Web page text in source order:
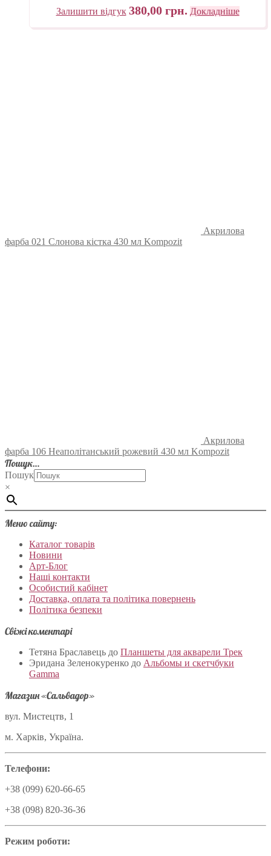
Залишити відгук 380,00 грн. Докладніше
Акрилова
фарба 021 Слонова кістка 430 мл Kompozit
Акрилова
фарба 106 Неаполітанський рожевий 430 мл Kompozit
Пошук…
Пошук
×
Меню сайту:
Каталог товарів
Новини
Арт-Блог
Наші контакти
Особистий кабінет
Доставка, оплата та політика повернень
Політика безпеки
Свіжі коментарі
Тетяна Браславець до Планшеты для акварели Трек
Эридана Зеленокуренко до Альбомы и скетчбуки
Gamma
Магазин «Сальвадор»
вул. Мистецтв, 1
м. Харків, Україна.
Телефони:
+38 (099) 620-66-65
+38 (098) 820-36-36
Режим роботи: